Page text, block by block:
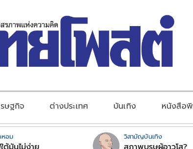
ษฐกิจ ต่างประเทศ บันเทิง หนังสือ
อม วิสามัญบันเทิง